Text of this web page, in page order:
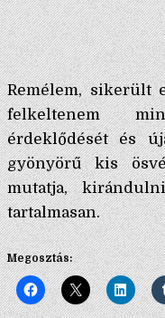
Remélem, sikerült
felkeltenem
érdeklődését és
gyönyörű kis
mutatja,
tartalmasan.
Megosztás: